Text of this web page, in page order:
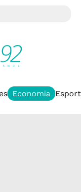
Economia